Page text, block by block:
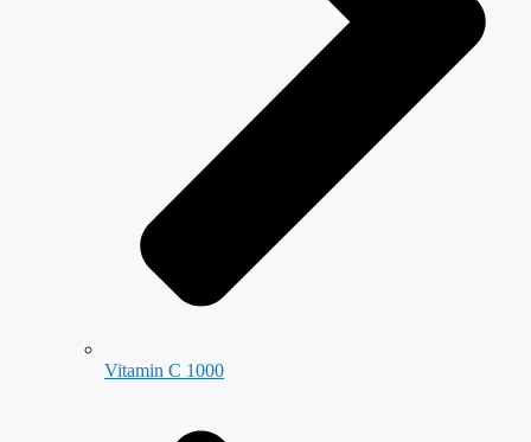
Vitamin C 1000